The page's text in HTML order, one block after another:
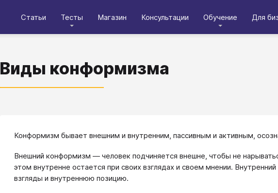
Статьи Тесты Магазин Консультации Обучение Для
Виды конформизма
Конформизм бывает внешним и внутренним, пассивным и активным,
Внешний конформизм — человек подчиняется внешне, чтобы не
этом внутренне остается при своих взглядах и своем мнении.
взгляды и внутреннюю позицию.